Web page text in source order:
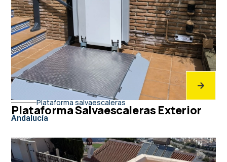
Plataforma salvaescaleras
Plataforma Salvaescaleras Exterior
Andalucía